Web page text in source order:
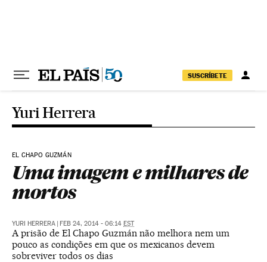
SUSCRÍBETE
Yuri Herrera
EL CHAPO GUZMÁN
Uma imagem e milhares de
mortos
YURI HERRERA | FEB 24, 2014 - 06:14 EST
A prisão de El Chapo Guzmán não melhora nem um
pouco as condições em que os mexicanos devem
sobreviver todos os dias